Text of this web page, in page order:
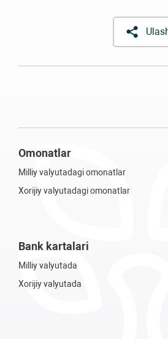
Omonatlar
Milliy valyutadagi omonatlar
Xorijiy valyutadagi omonatlar
Bank kartalari
Milliy valyutada
Xorijiy valyutada